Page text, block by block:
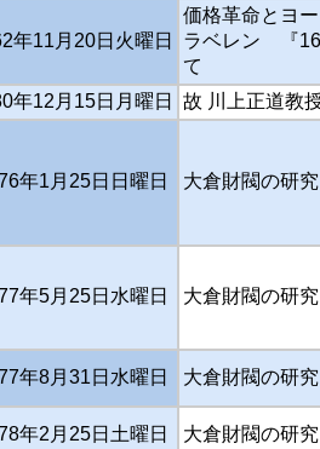
年11月20日火曜日
価格革命とヨ
ラベレン 『16
て
年12月15日月曜日
故 川上正道教
年1月25日日曜日 大倉財閥の研
年5月25日水曜日 大倉財閥の研
年8月31日水曜日 大倉財閥の研
年2月25日土曜日 大倉財閥の研